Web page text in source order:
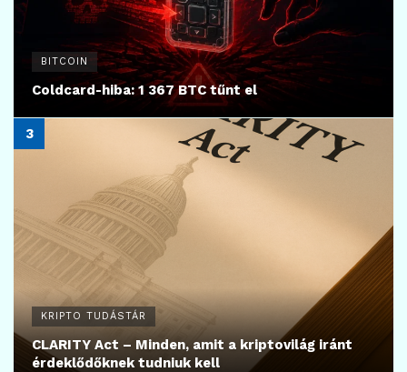
BITCOIN
Coldcard-hiba: 1 367 BTC tűnt el
KRIPTO TUDÁSTÁR
CLARITY Act – Minden, amit a kriptovilág iránt
érdeklődőknek tudniuk kell